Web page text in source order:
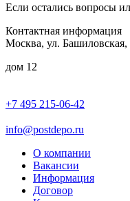
Если остались вопросы
Контактная информация
Москва, ул. Башиловская,
дом 12
+7 495 215-06-42
info@postdepo.ru
О компании
Вакансии
Информация
Договор